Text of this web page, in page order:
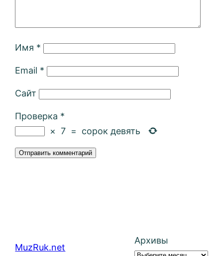
Имя *
Email *
Сайт
Проверка *
× 7 = сорок девять
MuzRuk.net
Архивы